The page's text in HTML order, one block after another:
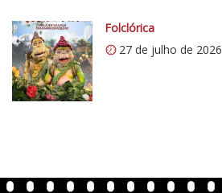
o
m
/
v
e
n
Folclórica
27 de julho de 2026